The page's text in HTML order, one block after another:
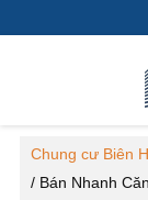
Chung cư Biên
/ Bán Nhanh